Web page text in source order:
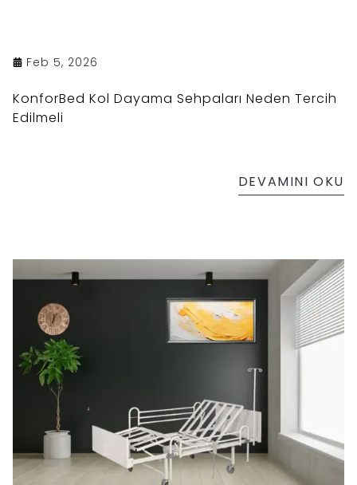
Feb 5, 2026
KonforBed Kol Dayama Sehpaları Neden Tercih
Edilmeli
DEVAMINI OKU